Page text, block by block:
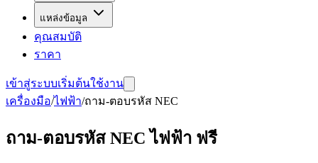
แหล่งข้อมูล
คุณสมบัติ
ราคา
เข้าสู่ระบบเริ่มต้นใช้งาน
เครื่องมือ/ไฟฟ้า/ถาม-ตอบรหัส NEC
ถาม-ตอบรหัส NEC ไฟฟ้า ฟรี